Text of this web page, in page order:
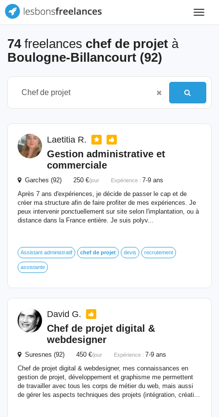
Toggle
74freelances chef de projet à
Boulogne-Billancourt (92)
Laetitia R.
Gestion administrative et
commerciale
Garches (92) 250 €/jour Expérience : 7-9 ans
Après 7 ans d'expériences, je décide de passer le cap et de
créer ma structure afin de faire profiter de mes expériences. Je
peux intervenir ponctuellement sur site selon l'implantation, ou à
distance dans la France entière. Je suis polyv...
Assistant administratif chef de projet devis recrutement
assistante
David G.
Chef de projet digital &
webdesigner
Suresnes (92) 450 €/jour Expérience : 7-9 ans
Chef de projet digital & webdesigner, mes connaissances en
gestion de projet, développement et graphisme me permettent
de travailler avec tous les corps de métier du web, mais aussi
de gérer les aspects techniques des projets (intégration, créati...